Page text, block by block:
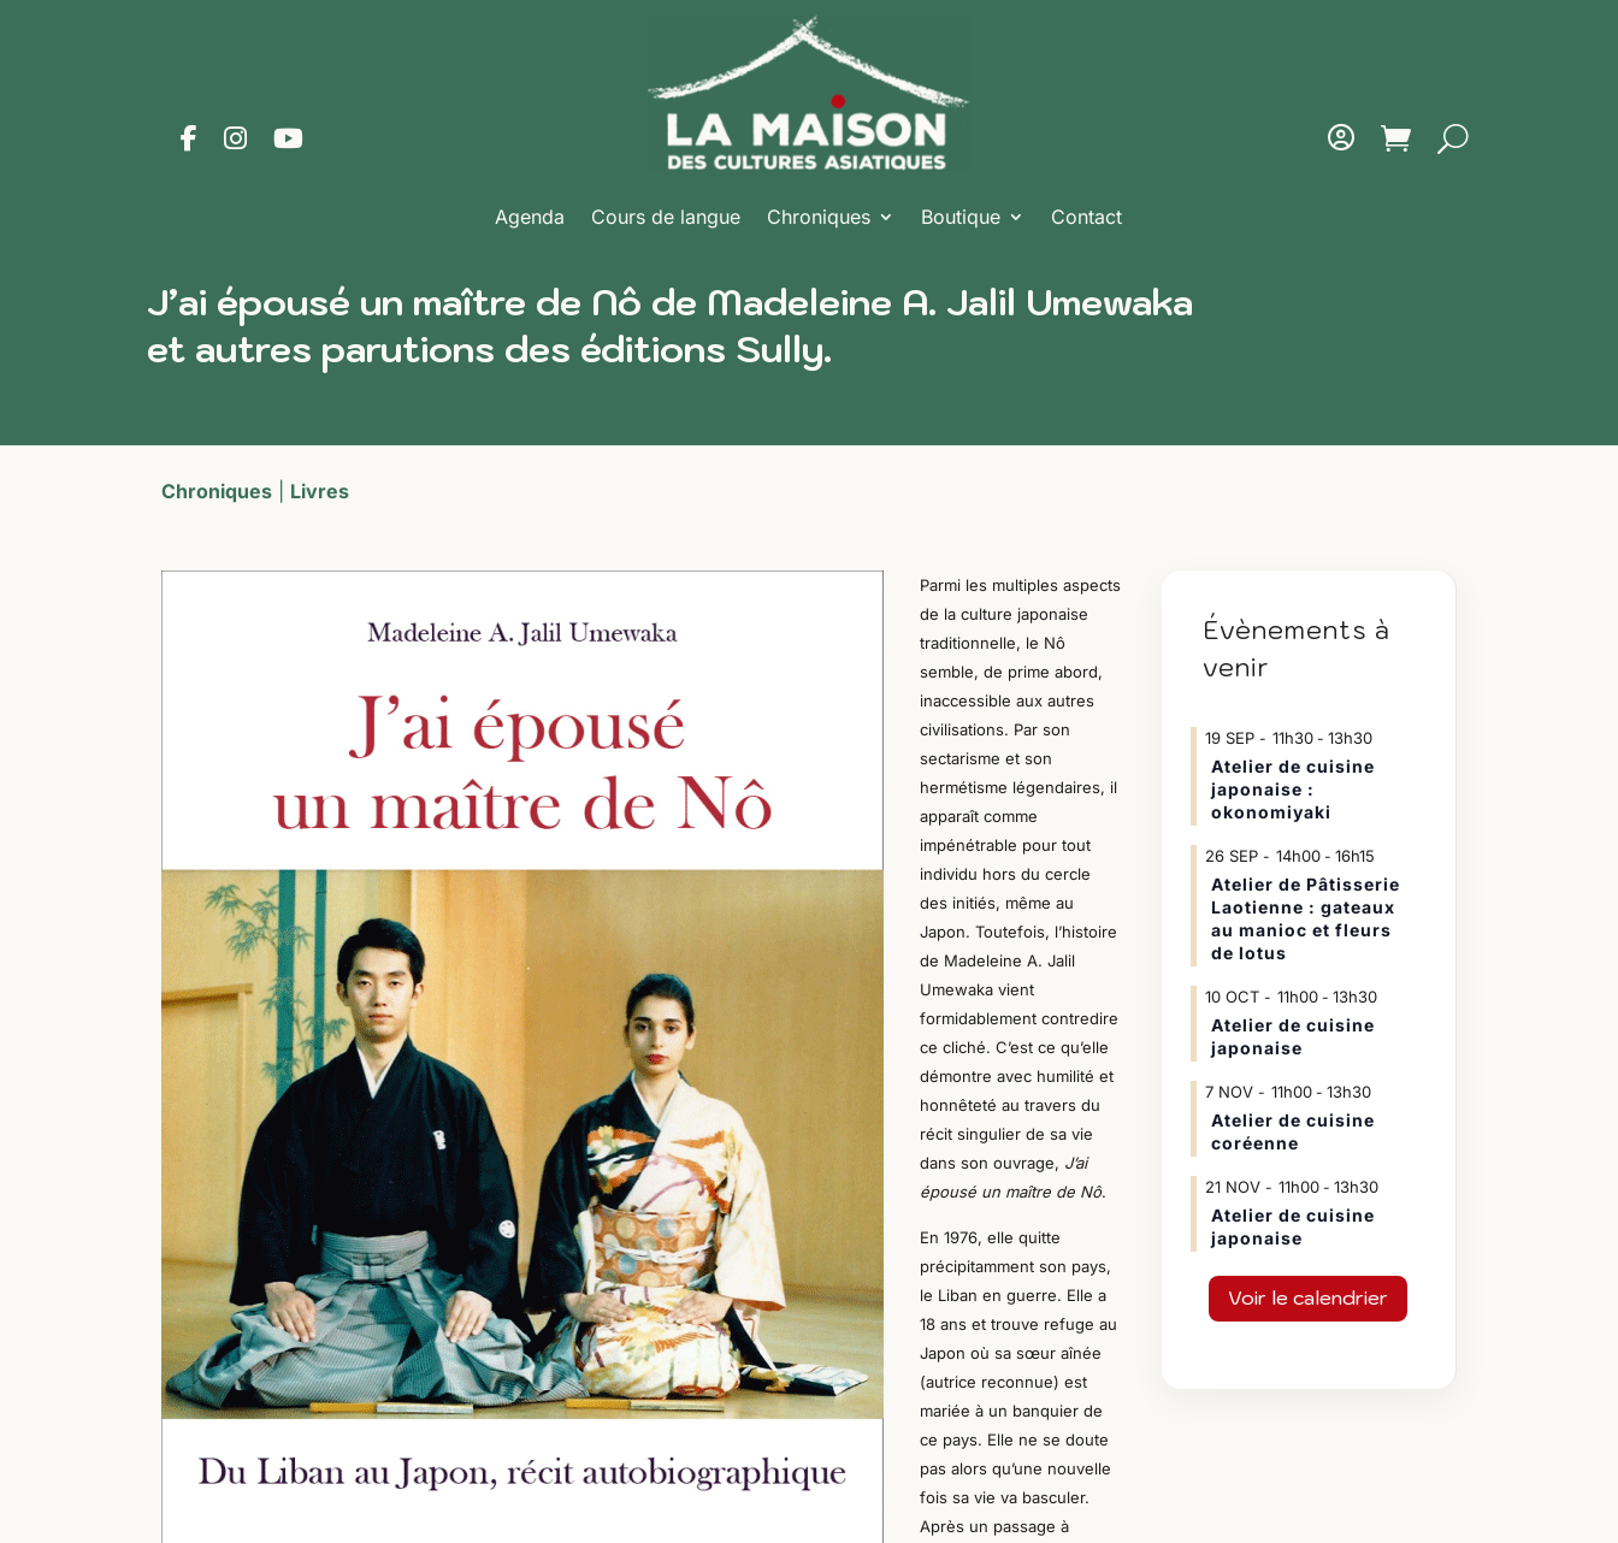
Agenda Cours de langue Chroniques Boutique Contact
J’ai épousé un maître de Nô de Madeleine A. Jalil Umewaka
et autres parutions des éditions Sully.
Chroniques Livres
Parmi les multiples aspects
de la culture japonaise
traditionnelle, le Nô
semble, de prime abord,
inaccessibleaux autres
civilisations. Par son
sectarisme et son
hermétisme légendaires, il
apparaît comme
impénétrable pour tout
individu hors du cercle
des initiés, même au
Japon. Toutefois, l’histoire
de Madeleine A. Jalil
Umewaka vient
formidablement contredire
ce cliché. C’est ce qu’elle
démontre avec humilité et
honnêteté au travers du
récit singulier de sa vie
dans son ouvrage, J’ai
épousé un maître de Nô.
En 1976, elle quitte
précipitamment son pays,
le Liban en guerre. Elle a
18 ans et trouve refuge au
Japon où sa sœur aînée
(autrice reconnue) est
mariée à un banquier de
ce pays. Elle ne se doute
pas alors qu’une nouvelle
fois sa vie va basculer.
Après un passage à
Évènements à
venir
19 SEP 11h30- 13h30
Atelier de cuisine
japonaise :
okonomiyaki
26 SEP 14h00- 16h15
Atelier de Pâtisserie
Laotienne : gateaux
au manioc et fleurs
de lotus
10 OCT 11h00- 13h30
Atelier de cuisine
japonaise
7 NOV 11h00- 13h30
Atelier de cuisine
coréenne
21 NOV 11h00- 13h30
Atelier de cuisine
japonaise
Voir le calendrier